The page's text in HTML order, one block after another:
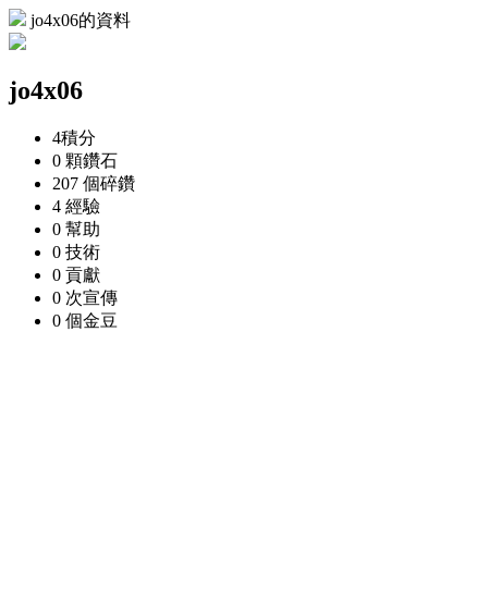
jo4x06的資料
jo4x06
4積分
0 顆鑽石
207 個碎鑽
4 經驗
0 幫助
0 技術
0 貢獻
0 次宣傳
0 個金豆